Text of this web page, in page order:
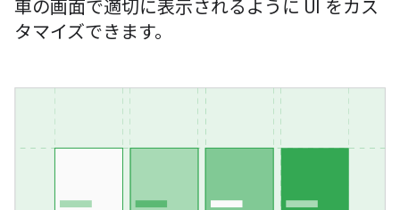
車の画面で適切に表示されるように UI をカス
タマイズできます。